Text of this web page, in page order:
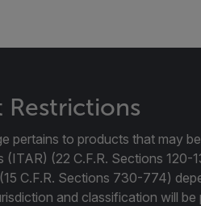
Restrictions
pertains to products that may
(22 C.F.R. Sections 120-
C.F.R. Sections 730-774)
and classification will be